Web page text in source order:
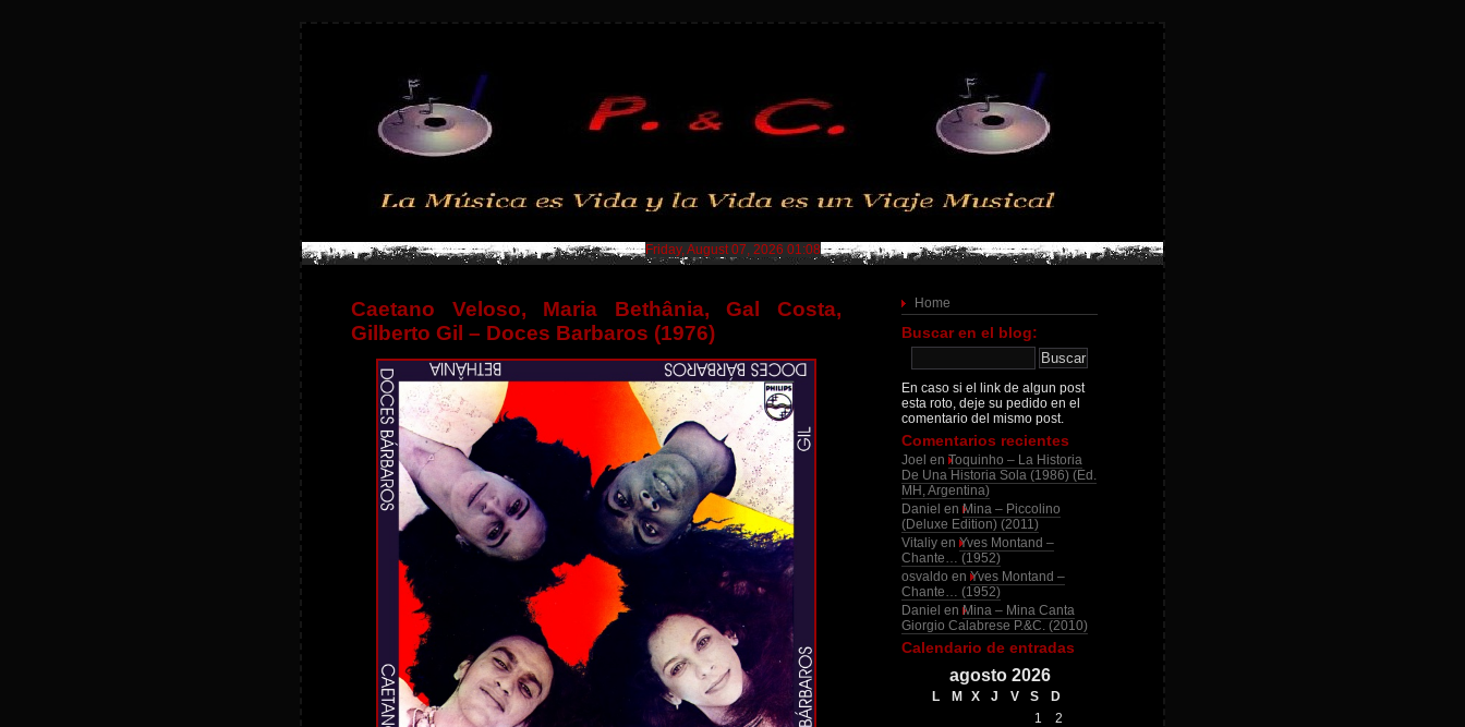
Friday, August 07, 2026 01:08
Caetano Veloso, Maria Bethânia, Gal Costa,
Gilberto Gil – Doces Barbaros (1976)
Home
Buscar en el blog:
En caso si el link de algun post
esta roto, deje su pedido en el
comentario del mismo post.
Comentarios recientes
Joel en Toquinho – La Historia
De Una Historia Sola (1986) (Ed.
MH, Argentina)
Daniel en Mina – Piccolino
(Deluxe Edition) (2011)
Vitaliy en Yves Montand –
Chante… (1952)
osvaldo en Yves Montand –
Chante… (1952)
Daniel en Mina – Mina Canta
Giorgio Calabrese P.&C. (2010)
Calendario de entradas
agosto 2026
L M X J V S
D
1
2